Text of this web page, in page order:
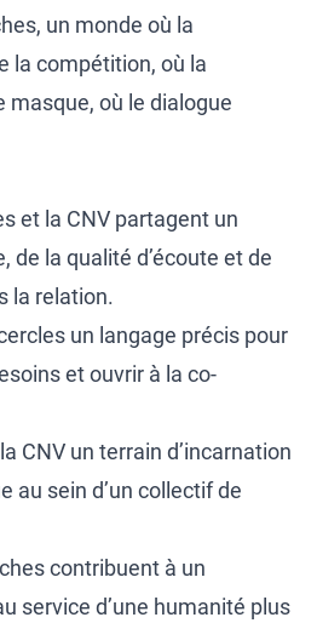
un monde où la
la compétition, où la
masque, où le dialogue
et la CNV partagent un
de la qualité d’écoute et de
la relation.
un langage précis pour
et ouvrir à la co-
CNV un terrain d’incarnation
au sein d’un collectif de
contribuent à un
service d’une humanité plus